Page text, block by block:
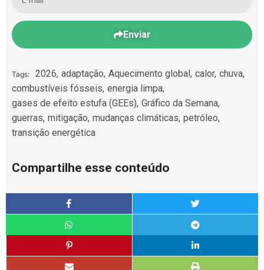
Enviar
Tags: 2026, adaptação, Aquecimento global , calor, chuva,
combustíveis fósseis, energia limpa,
gases de efeito estufa (GEEs), Gráfico da Semana,
guerras, mitigação, mudanças climáticas, petróleo,
transição energética
Compartilhe esse conteúdo